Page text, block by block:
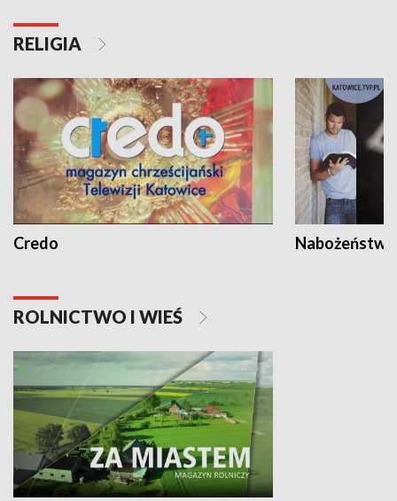
RELIGIA
Credo
ROLNICTWO I WIEŚ